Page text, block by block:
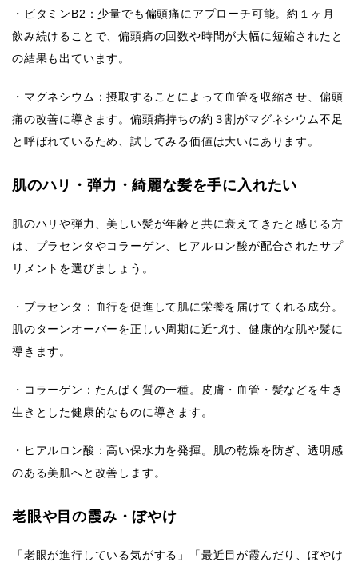
・ビタミンB2：少量でも偏頭痛にアプローチ可能。約１ヶ月
飲み続けることで、偏頭痛の回数や時間が大幅に短縮されたと
の結果も出ています。
・マグネシウム：摂取することによって血管を収縮させ、偏頭
痛の改善に導きます。偏頭痛持ちの約３割がマグネシウム不足
と呼ばれているため、試してみる価値は大いにあります。
肌のハリ・弾力・綺麗な髪を手に入れたい
肌のハリや弾力、美しい髪が年齢と共に衰えてきたと感じる方
は、プラセンタやコラーゲン、ヒアルロン酸が配合されたサプ
リメントを選びましょう。
・プラセンタ：血行を促進して肌に栄養を届けてくれる成分。
肌のターンオーバーを正しい周期に近づけ、健康的な肌や髪に
導きます。
・コラーゲン：たんぱく質の一種。皮膚・血管・髪などを生き
生きとした健康的なものに導きます。
・ヒアルロン酸：高い保水力を発揮。肌の乾燥を防ぎ、透明感
のある美肌へと改善します。
老眼や目の霞み・ぼやけ
「老眼が進行している気がする」「最近目が霞んだり、ぼやけ